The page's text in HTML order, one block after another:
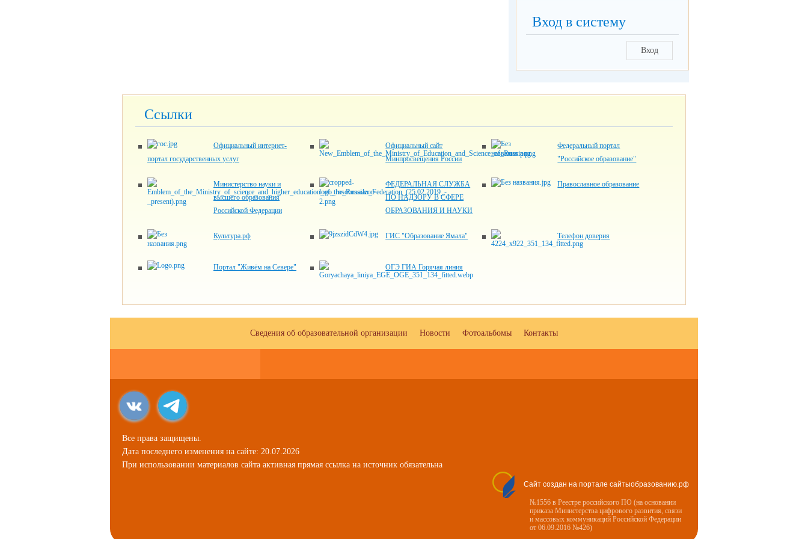
Вход в систему
Вход
Ссылки
Официальный интернет-
портал государственных услуг
Официальный сайт
Минпросвещения России
Федеральный портал
"Российское образование"
Министерство науки и
высшего образования
Российской Федерации
ФЕДЕРАЛЬНАЯ СЛУЖБА
ПО НАДЗОРУ В СФЕРЕ
ОБРАЗОВАНИЯ И НАУКИ
Православное образование
Культура.рф ГИС "Образование Ямала" Телефон доверия
Портал "Живём на Севере" ОГЭ ГИА Горячая линия
Сведения об образовательной организации Новости Фотоальбомы Контакты
Все права защищены.
Дата последнего изменения на сайте: 20.07.2026
При использовании материалов сайта активная прямая ссылка на источник обязательна
Сайт создан на портале сайтыобразованию.рф
№1556 в Реестре российского ПО (на основании
приказа Министерства цифрового развития, связи
и массовых коммуникаций Российской Федерации
от 06.09.2016 №426)